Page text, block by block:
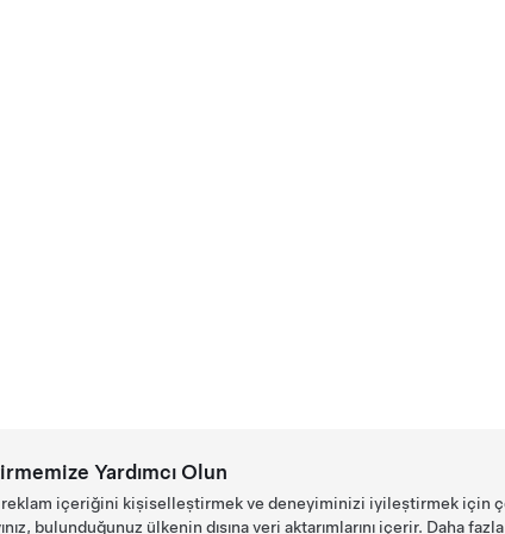
Yardımcı Olun
reklam içeriğini kişiselleştirmek ve deneyiminizi iyileştirmek için
bulunduğunuz ülkenin dışına veri aktarımlarını içerir. Daha